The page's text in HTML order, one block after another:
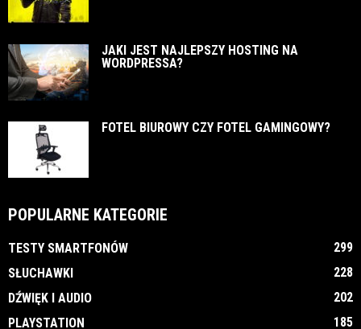
JAKI JEST NAJLEPSZY HOSTING NA
WORDPRESSA?
FOTEL BIUROWY CZY FOTEL GAMINGOWY?
POPULARNE KATEGORIE
TESTY SMARTFONÓW
299
SŁUCHAWKI
228
DŹWIĘK I AUDIO
202
PLAYSTATION
185